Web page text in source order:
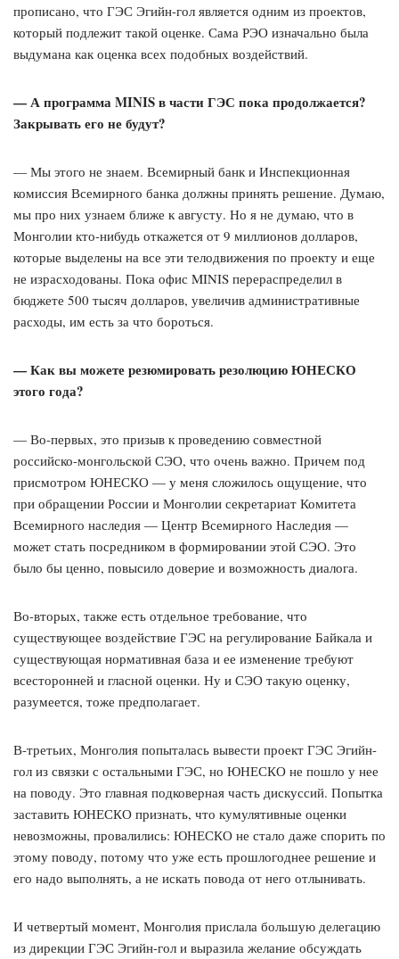
прописано, что ГЭС Эгийн-гол является одним из проектов,
который подлежит такой оценке. Сама РЭО изначально была
выдумана как оценка всех подобных воздействий.
— А программа MINIS в части ГЭС пока продолжается?
Закрывать его не будут?
— Мы этого не знаем. Всемирный банк и Инспекционная
комиссия Всемирного банка должны принять решение. Думаю,
мы про них узнаем ближе к августу. Но я не думаю, что в
Монголии кто-нибудь откажется от 9 миллионов долларов,
которые выделены на все эти телодвижения по проекту и еще
не израсходованы. Пока офис MINIS перераспределил в
бюджете 500 тысяч долларов, увеличив административные
расходы, им есть за что бороться.
— Как вы можете резюмировать резолюцию ЮНЕСКО
этого года?
— Во-первых, это призыв к проведению совместной
российско-монгольской СЭО, что очень важно. Причем под
присмотром ЮНЕСКО — у меня сложилось ощущение, что
при обращении России и Монголии секретариат Комитета
Всемирного наследия — Центр Всемирного Наследия —
может стать посредником в формировании этой СЭО. Это
было бы ценно, повысило доверие и возможность диалога.
Во-вторых, также есть отдельное требование, что
существующее воздействие ГЭС на регулирование Байкала и
существующая нормативная база и ее изменение требуют
всесторонней и гласной оценки. Ну и СЭО такую оценку,
разумеется, тоже предполагает.
В-третьих, Монголия попыталась вывести проект ГЭС Эгийн-
гол из связки с остальными ГЭС, но ЮНЕСКО не пошло у нее
на поводу. Это главная подковерная часть дискуссий. Попытка
заставить ЮНЕСКО признать, что кумулятивные оценки
невозможны, провалились: ЮНЕСКО не стало даже спорить по
этому поводу, потому что уже есть прошлогоднее решение и
его надо выполнять, а не искать повода от него отлынивать.
И четвертый момент, Монголия прислала большую делегацию
из дирекции ГЭС Эгийн-гол и выразила желание обсуждать